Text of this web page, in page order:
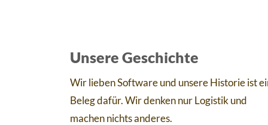
Unsere Geschichte
Wir lieben Software und unsere Historie ist
Beleg dafür. Wir denken nur Logistik und
machen nichts anderes.